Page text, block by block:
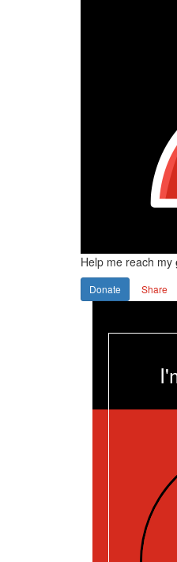
Help me reach my
Donate Share